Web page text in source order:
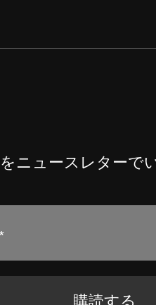
ニュースレターで